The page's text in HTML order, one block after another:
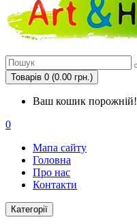
Товарів 0 (0.00 грн.)
Ваш кошик порожній!
0
Мапа сайту
Головна
Про нас
Контакти
Категорії